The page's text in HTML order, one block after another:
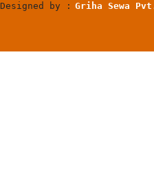
Designed by : Griha Sewa